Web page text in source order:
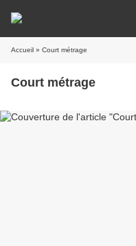
Accueil » Court métrage
Court métrage